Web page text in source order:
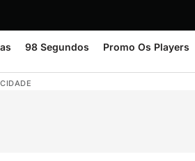
98 Segundos Promo Os Players